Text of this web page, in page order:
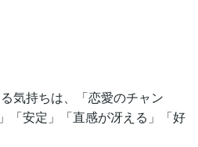
気持ちは、「恋愛のチャン
「安定」「直感が冴える」「好